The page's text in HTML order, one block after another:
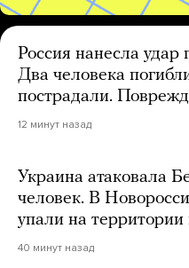
Россия нанесла удар
Два человека
пострадали.
12 минут назад
Украина атаковала
человек. В
упали на
40 минут назад